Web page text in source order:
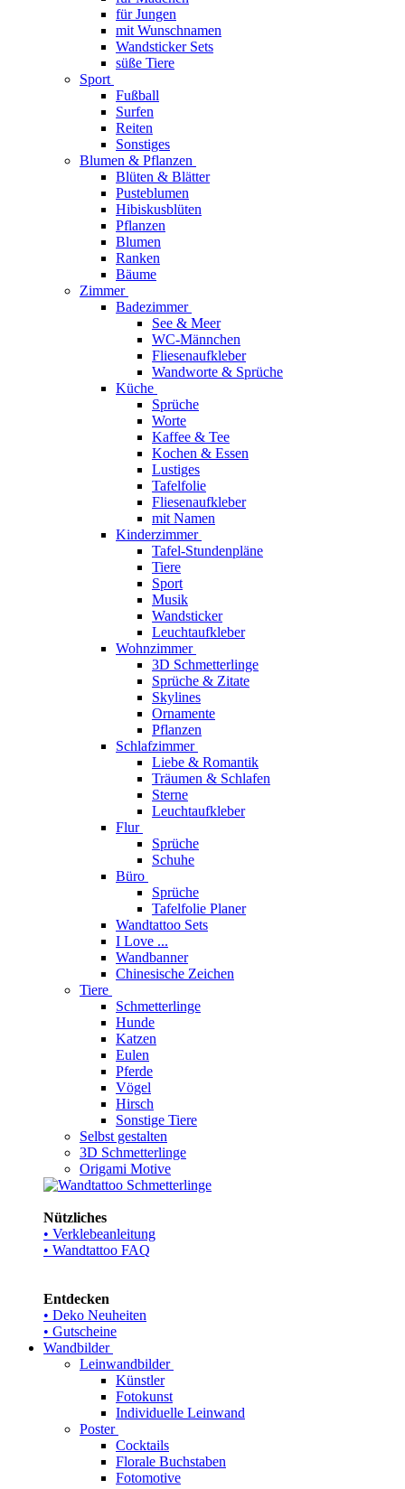
für Jungen
mit Wunschnamen
Wandsticker Sets
süße Tiere
Sport
Fußball
Surfen
Reiten
Sonstiges
Blumen & Pflanzen
Blüten & Blätter
Pusteblumen
Hibiskusblüten
Pflanzen
Blumen
Ranken
Bäume
Zimmer
Badezimmer
See & Meer
WC-Männchen
Fliesenaufkleber
Wandworte & Sprüche
Küche
Sprüche
Worte
Kaffee & Tee
Kochen & Essen
Lustiges
Tafelfolie
Fliesenaufkleber
mit Namen
Kinderzimmer
Tafel-Stundenpläne
Tiere
Sport
Musik
Wandsticker
Leuchtaufkleber
Wohnzimmer
3D Schmetterlinge
Sprüche & Zitate
Skylines
Ornamente
Pflanzen
Schlafzimmer
Liebe & Romantik
Träumen & Schlafen
Sterne
Leuchtaufkleber
Flur
Sprüche
Schuhe
Büro
Sprüche
Tafelfolie Planer
Wandtattoo Sets
I Love ...
Wandbanner
Chinesische Zeichen
Tiere
Schmetterlinge
Hunde
Katzen
Eulen
Pferde
Vögel
Hirsch
Sonstige Tiere
Selbst gestalten
3D Schmetterlinge
Origami Motive
Nützliches
• Verklebeanleitung
• Wandtattoo FAQ
Entdecken
• Deko Neuheiten
• Gutscheine
Wandbilder
Leinwandbilder
Künstler
Fotokunst
Individuelle Leinwand
Poster
Cocktails
Florale Buchstaben
Fotomotive